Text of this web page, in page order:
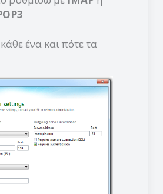
κάθε ένα και πότε τα